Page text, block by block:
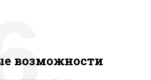
возможности